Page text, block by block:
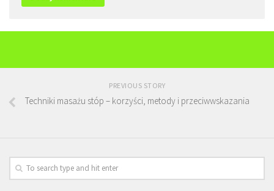
PREVIOUS STORY
Techniki masażu stóp – korzyści, metody i przeciwwskazania